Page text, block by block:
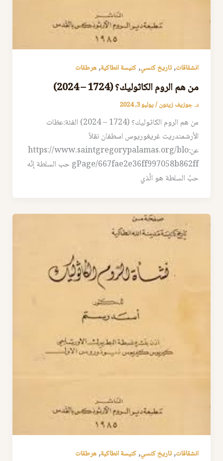
انشقاقات,تاريخ كنسي,كنيسة انطاكية,هرطقات
من هم الروم الكاثوليك؟ (1724 – 2024)
د. جوزيف زيتون/يوليو 3, 2024
من هم الروم الكاثوليك؟ (1724 – 2024) الفئة:عظات
اﻷرشمندريت غريغوريوس اسطفان نقلاً
عن:https://www.saintgregorypalamas.org/blo
gPage/667fae2e36ff997058b862ff حب السلطة إنّه
حبّ السلطة هو الّذي
انشقاقات,تاريخ كنسي,كنيسة انطاكية,هرطقات